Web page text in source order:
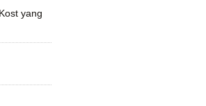
yang